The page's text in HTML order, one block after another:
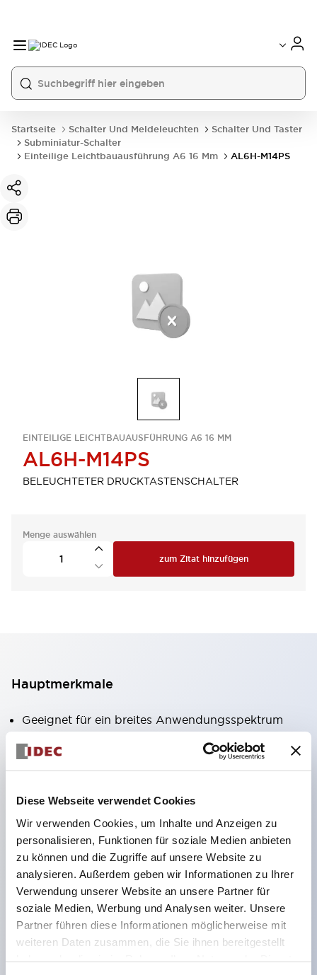
Diese Webseite verwendet Cookies
Wir verwenden Cookies, um Inhalte und Anzeigen zu
personalisieren, Funktionen für soziale Medien anbieten
zu können und die Zugriffe auf unsere Website zu
analysieren. Außerdem geben wir Informationen zu Ihrer
Verwendung unserer Website an unsere Partner für
soziale Medien, Werbung und Analysen weiter. Unsere
Partner führen diese Informationen möglicherweise mit
weiteren Daten zusammen, die Sie ihnen bereitgestellt
haben oder die sie im Rahmen Ihrer Nutzung der Dienste
Startseite Schalter Und Meldeleuchten
Schalter Und Taster
Subminiatur-Schalter
Einteilige Leichtbauausführung A6 16 Mm
AL6H-M14PS
EINTEILIGE LEICHTBAUAUSFÜHRUNG A6 16 MM
AL6H-M14PS
BELEUCHTETER DRUCKTASTENSCHALTER
Menge auswählen
zum Zitat hinzufügen
Hauptmerkmale
Geeignet für ein breites Anwendungsspektrum
von der Konsumelektronik bis zum FA-Bereich
LED-Beleuchtungseinheit mit integriertem
LED-Lampenkörper
Schutzarten IP40 und IP65 vollständig verfügbar
(IEC 60529)
UL- und CSA-zertifiziert. Entspricht EN (Europa)
Normen. CCC-zertifiziert (außer Anzeigeleuchten).
Mit speziellem Zubehör leicht auf Φ22 Flash-
Silhouette umstellbar